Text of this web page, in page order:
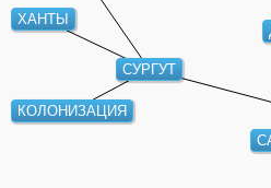
СУРГУТ
ХАНТЫ
КОЛОНИЗАЦИЯ